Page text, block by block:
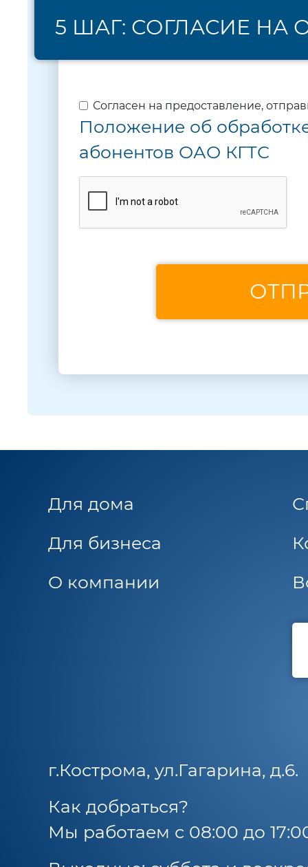
5 ШАГ: СОГЛАСИЕ НА
Согласен на предоставление,
Положение об
абонентов ОАО КГТС
Для дома
Для бизнеса
О компании
г.Кострома, ул.Гагарина, д.6.
Как добраться?
Мы работаем с 08:00 до